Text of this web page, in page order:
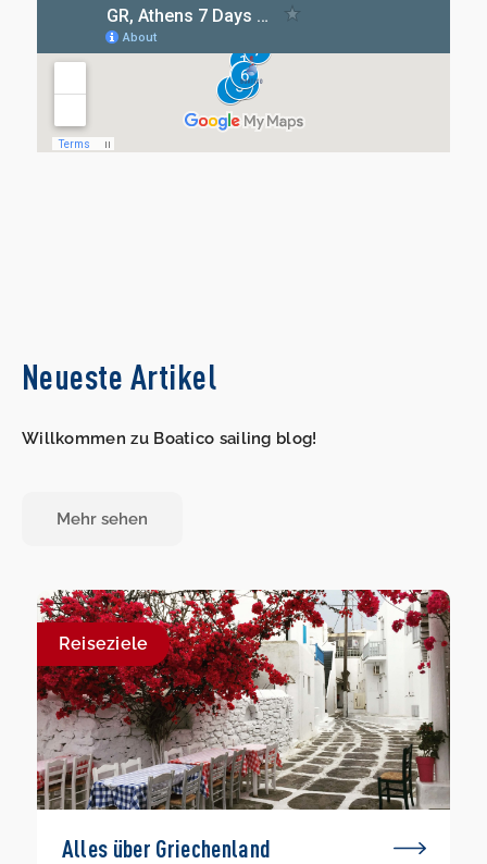
Neueste Artikel
Willkommen zu Boatico sailing blog!
Mehr sehen
Reiseziele
Alles über Griechenland